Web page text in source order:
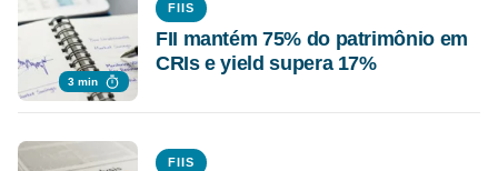
3 min
FIIS
FII mantém 75% do patrimônio em
CRIs e yield supera 17%
FIIS